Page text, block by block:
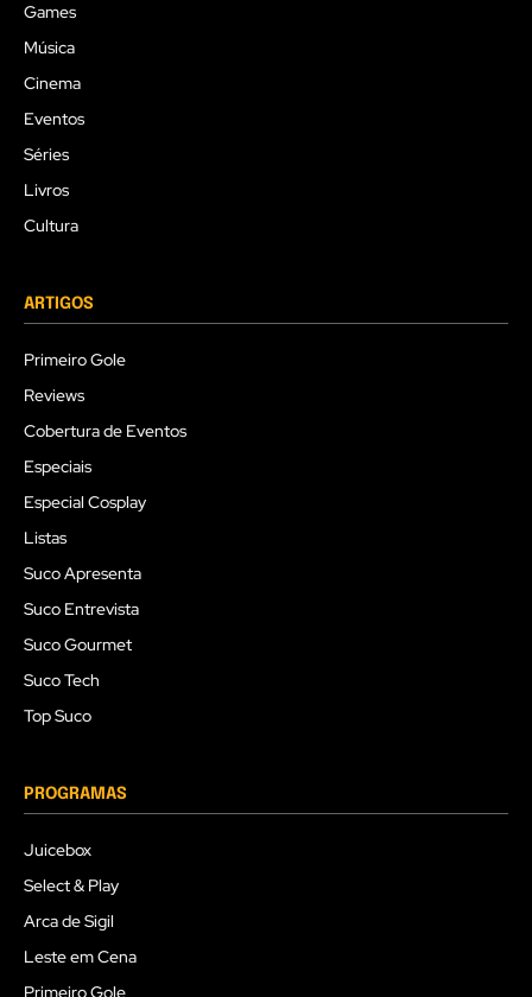
Games
Música
Cinema
Eventos
Séries
Livros
Cultura
ARTIGOS
Primeiro Gole
Reviews
Cobertura de Eventos
Especiais
Especial Cosplay
Listas
Suco Apresenta
Suco Entrevista
Suco Gourmet
Suco Tech
Top Suco
PROGRAMAS
Juicebox
Select & Play
Arca de Sigil
Leste em Cena
Primeiro Gole